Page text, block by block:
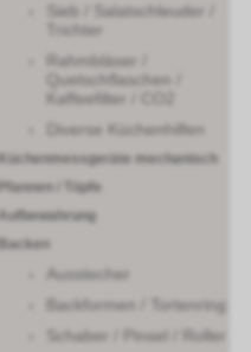
Sieb / Salatschleuder /
Trichter
Rahmbläser /
Quetschflaschen /
Kaffeefilter / CO2
Diverse Küchenhilfen
Küchenmessgeräte mechanisch
Pfannen / Töpfe
Aufbewahrung
Backen
Ausstecher
Backformen / Tortenring
Schaber / Pinsel / Roller